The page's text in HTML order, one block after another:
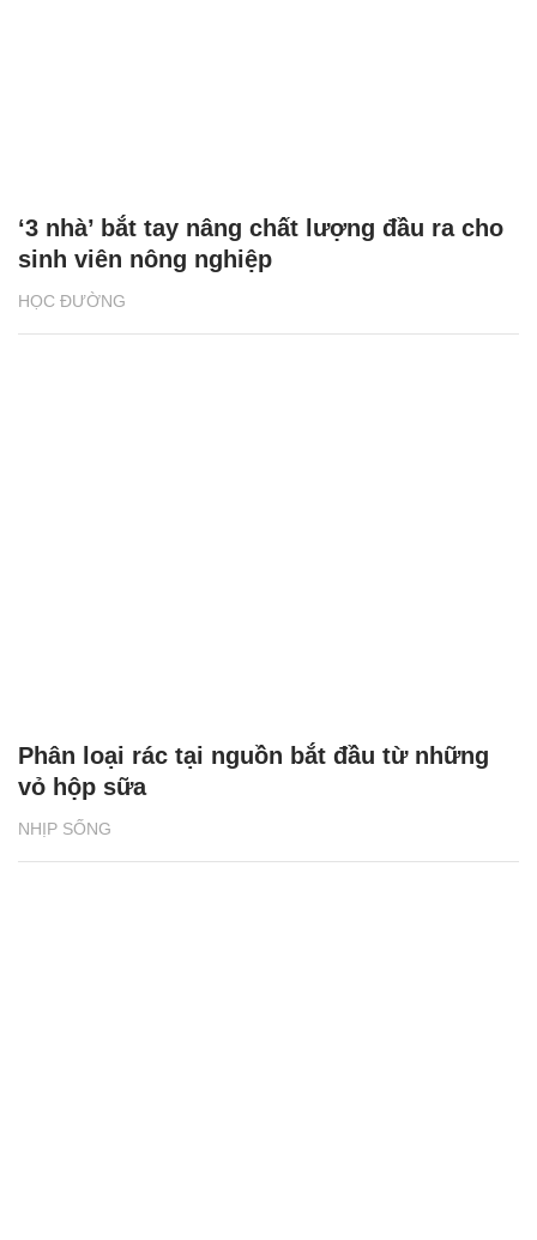
HỌC ĐƯỜNG
‘3 nhà’ bắt tay nâng chất lượng đầu ra cho
sinh viên nông nghiệp
NHỊP SỐNG
Phân loại rác tại nguồn bắt đầu từ những
vỏ hộp sữa